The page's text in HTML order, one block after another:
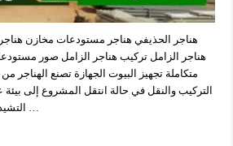
هناجر الحذيفي هناجر مستودعات مخازن هناجر
هناجر الزامل تركيب هناجر الزامل صور
متكاملة تجهيز البيوت الجهازة تصنع الهناجر
التركيب والنقل في حالة انتقل المشروع إلى